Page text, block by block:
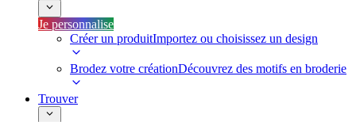
Je personnalise
Créer un produitImportez ou choisissez un design
Brodez votre créationDécouvrez des motifs en broderie
Trouver